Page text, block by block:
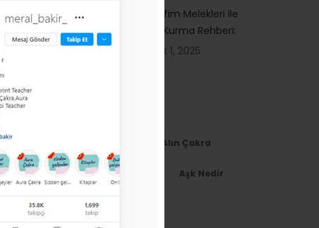
Serafim Melekleri ile
Bağ Kurma Rehberi:
Aralık 1, 2025
Alın Çakra
Aura Aşk Nedir
Aşk Semineri